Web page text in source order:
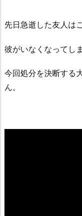
先日急逝した友人は
彼がいなくなってし
今回処分を決断する
ん。